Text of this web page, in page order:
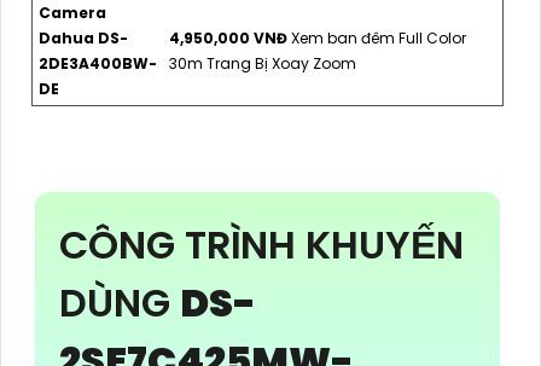
Camera
Dahua DS-
2DE3A400BW-
DE
4,950,000 VNĐXem ban đêm Full Color
30m Trang Bị Xoay Zoom
CÔNG TRÌNH KHUYẾN
DÙNG DS-